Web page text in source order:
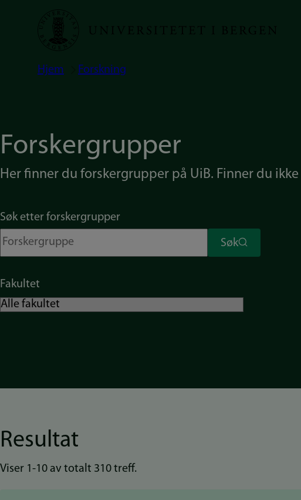
Hopp
hovedinnhold
Navigasjonssti
Hjem Forskning
Forskergrupper
Her finner du forskergrupper på UiB. Finner du
Søk etter forskergrupper
Søk
Fakultet
Resultat
Viser 1-10 av totalt 310 treff.